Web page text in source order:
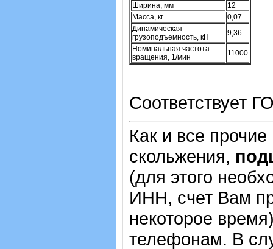
Ширина, мм
12
Масса, кг
0,07
Динамическая
грузоподъемность, кН
9,36
Номинальная частота
вращения, 1/мин
11000
Соответствует
Как и все
скольжения,
(для этого
ИНН, счет Вам
некоторое
телефонам. В